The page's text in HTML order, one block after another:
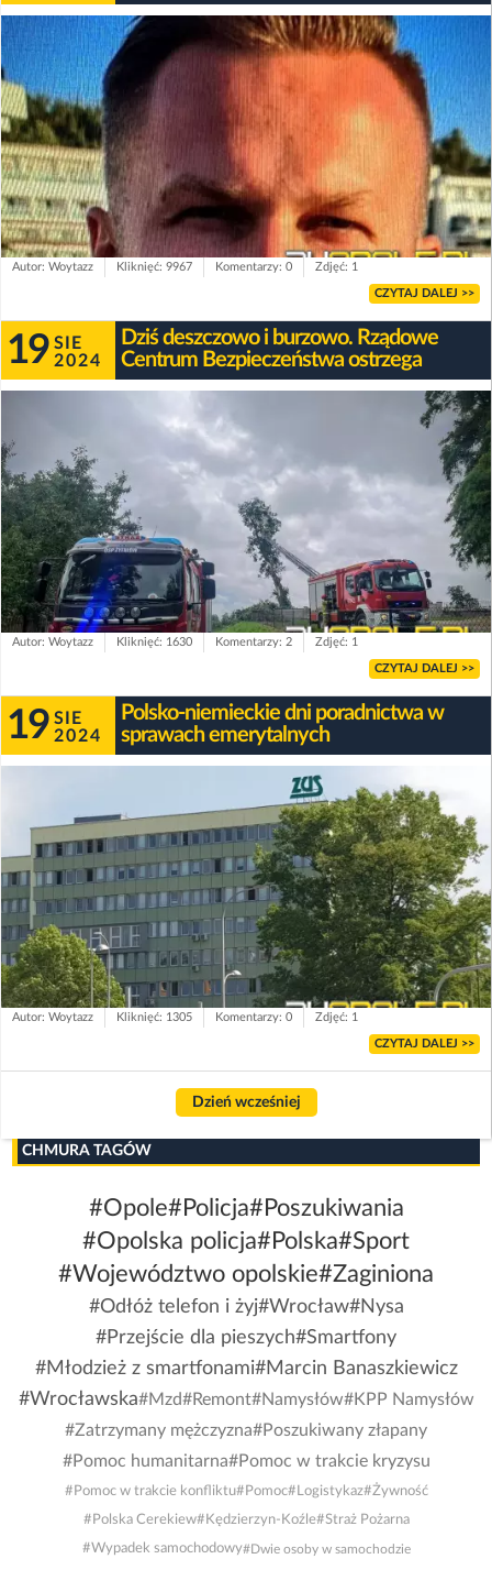
Autor: Woytazz Kliknięć: 9967 Komentarzy: 0 Zdjęć: 1
CZYTAJ DALEJ >>
19 SIE
2024
Dziś deszczowo i burzowo. Rządowe
Centrum Bezpieczeństwa ostrzega
Autor: Woytazz Kliknięć: 1630 Komentarzy: 2 Zdjęć: 1
CZYTAJ DALEJ >>
19 SIE
2024
Polsko-niemieckie dni poradnictwa w
sprawach emerytalnych
Autor: Woytazz Kliknięć: 1305 Komentarzy: 0 Zdjęć: 1
CZYTAJ DALEJ >>
Dzień wcześniej
CHMURA TAGÓW
#Opole#Policja#Poszukiwania
#Opolska policja#Polska#Sport
#Województwo opolskie#Zaginiona
#Odłóż telefon i żyj#Wrocław#Nysa
#Przejście dla pieszych#Smartfony
#Młodzież z smartfonami#Marcin Banaszkiewicz
#Wrocławska#Mzd#Remont#Namysłów#KPP Namysłów
#Zatrzymany mężczyzna#Poszukiwany złapany
#Pomoc humanitarna#Pomoc w trakcie kryzysu
#Pomoc w trakcie konfliktu#Pomoc#Logistykaz#Żywność
#Polska Cerekiew#Kędzierzyn-Koźle#Straż Pożarna
#Wypadek samochodowy#Dwie osoby w samochodzie